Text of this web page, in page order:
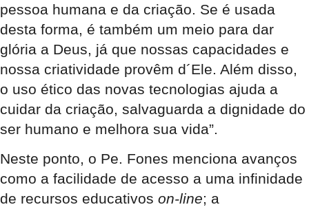
pessoa humana e da criação. Se é usada
desta forma, é também um meio para dar
glória a Deus, já que nossas capacidades e
nossa criatividade provêm d´Ele. Além disso,
o uso ético das novas tecnologias ajuda a
cuidar da criação, salvaguarda a dignidade do
ser humano e melhora sua vida”.
Neste ponto, o Pe. Fones menciona avanços
como a facilidade de acesso a uma infinidade
de recursos educativos on-line; a